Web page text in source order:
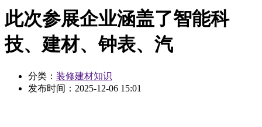
此次参展企业涵盖了智能科
技、建材、钟表、汽
分类： 装修建材知识
发布时间： 2025-12-06 15:01